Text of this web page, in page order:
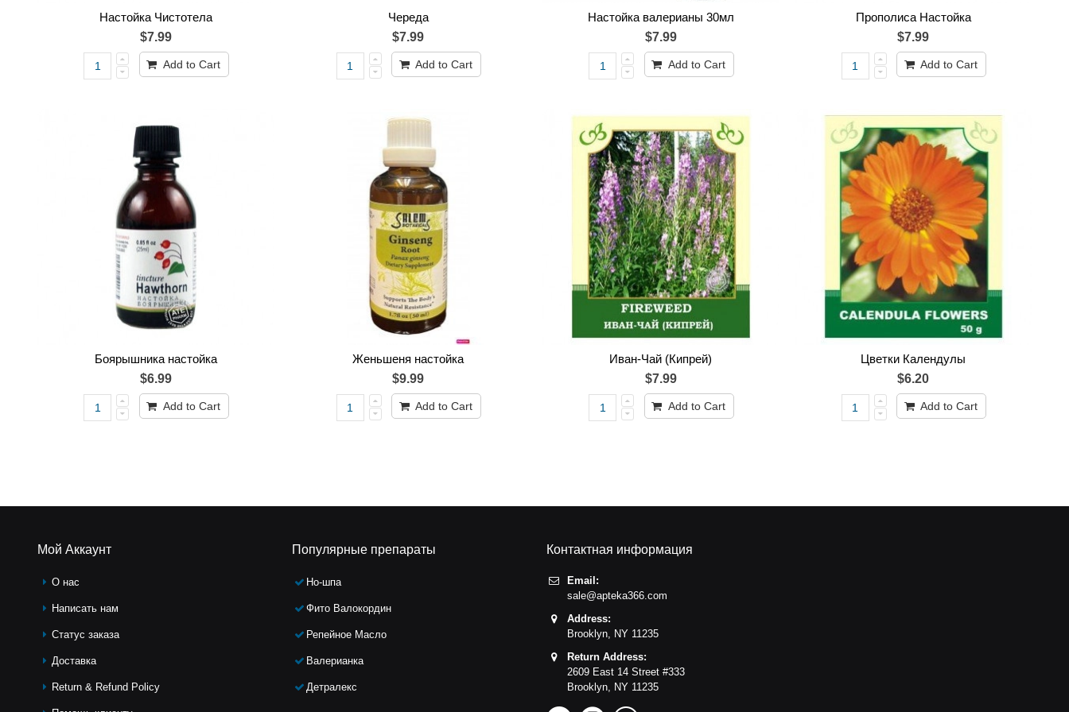
Настойка Чистотела
$7.99
Add to Cart
Череда
$7.99
Add to Cart
Настойка валерианы 30мл
$7.99
Add to Cart
Прополиса Настойка
$7.99
Add to Cart
Боярышника настойка
$6.99
Add to Cart
Женьшеня настойка
$9.99
Add to Cart
Иван-Чай (Кипрей)
$7.99
Add to Cart
Цветки Календулы
$6.20
Add to Cart
Мой Аккаунт
О нас
Написать нам
Статус заказа
Доставка
Return & Refund Policy
Популярные препараты
Но-шпа
Фито Валокордин
Репейное Масло
Валерианка
Детралекс
Контактная информация
Email:
sale@apteka366.com
Address:
Brooklyn, NY 11235
Return Address:
2609 East 14 Street #333
Brooklyn, NY 11235